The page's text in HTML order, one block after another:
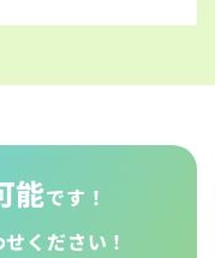
能です！
ください！